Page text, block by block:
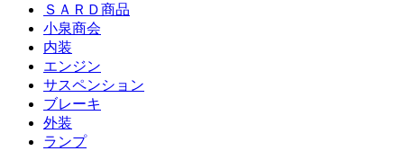
ＳＡＲＤ商品
小泉商会
内装
エンジン
サスペンション
ブレーキ
外装
ランプ